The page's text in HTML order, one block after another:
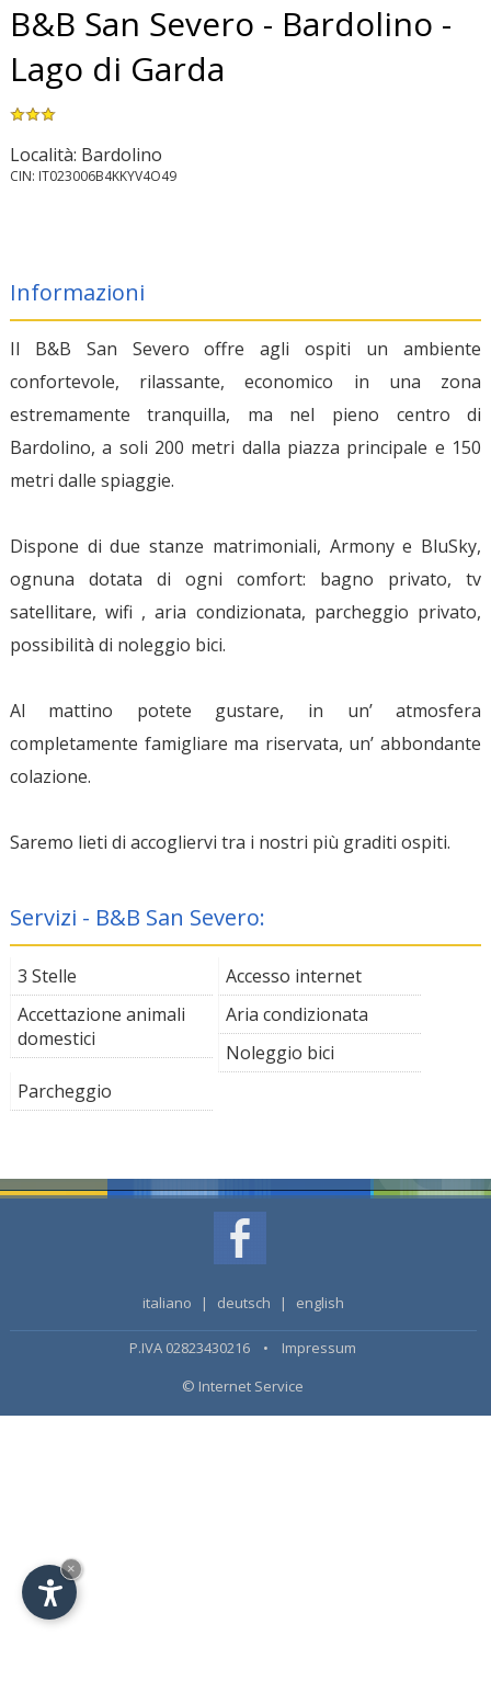
B&B San Severo - Bardolino -
Lago di Garda
Località: Bardolino
CIN: IT023006B4KKYV4O49
Informazioni
Il B&B San Severo offre agli ospiti un ambiente
confortevole, rilassante, economico in una zona
estremamente tranquilla, ma nel pieno centro di
Bardolino, a soli 200 metri dalla piazza principale e 150
metri dalle spiaggie.
Dispone di due stanze matrimoniali, Armony e BluSky,
ognuna dotata di ogni comfort: bagno privato, tv
satellitare, wifi , aria condizionata, parcheggio privato,
possibilità di noleggio bici.
Al mattino potete gustare, in un’ atmosfera
completamente famigliare ma riservata, un’ abbondante
colazione.
Saremo lieti di accogliervi tra i nostri più graditi ospiti.
Servizi - B&B San Severo:
3 Stelle
Accesso internet
Accettazione animali
domestici
Aria condizionata
Noleggio bici
Parcheggio
italiano | deutsch | english
P.IVA 02823430216 • Impressum
© Internet Service
×